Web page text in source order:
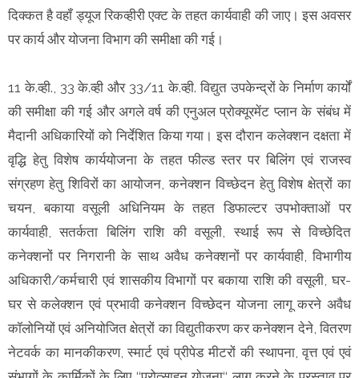
दिक्कत है वहॉं ड्यूज रिकव्हीरी एक्ट के तहत कार्यवाही की जाए। इस अवसर
पर कार्य और योजना विभाग की समीक्षा की गई।
11 के.व्ही., 33 के.व्ही और 33/11 के.व्ही. विद्युत उपकेन्द्रों के निर्माण कार्यों
की समीक्षा की गई और अगले वर्ष की एनुअल प्रोक्यूरमेंट प्लान के संबंध में
मैदानी अधिकारियों को निर्देशित किया गया। इस दौरान कलेक्शन दक्षता में
वृद्धि हेतु विशेष कार्ययोजना के तहत फील्ड स्तर पर बिलिंग एवं राजस्व
संग्रहण हेतु शिविरों का आयोजन, कनेक्शन विच्छेदन हेतु विशेष क्षेत्रों का
चयन, बकाया वसूली अधिनियम के तहत डिफाल्टर उपभोक्ताओं पर
कार्यवाही, सतर्कता बिलिंग राशि की वसूली, स्थाई रूप से विच्छेदित
कनेक्शनों पर निगरानी के साथ अवैध कनेक्शनों पर कार्यवाही, विभागीय
अधिकारी/कर्मचारी एवं शासकीय विभागों पर बकाया राशि की वसूली, घर-
घर से कलेक्शन एवं प्रभावी कनेक्शन विच्छेदन योजना लागू करने अवैध
कॉलोनियों एवं अनियोजित क्षेत्रों का विद्युतीकरण कर कनेक्शन देने, वितरण
नेटवर्क का मानकीकरण, स्मार्ट एवं प्रीपेड मीटरों की स्थापना, वृत्त एवं एवं